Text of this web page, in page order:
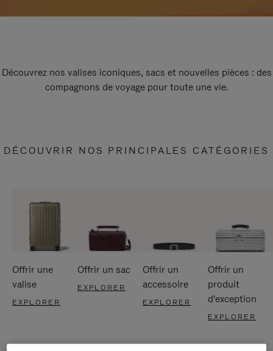
Découvrez nos valises iconiques, sacs et nouvelles pièces : des
compagnons de voyage pour toute une vie.
DÉCOUVRIR NOS PRINCIPALES CATÉGORIES
Offrir une
valise
EXPLORER
Offrir un sac
EXPLORER
Offrir un
accessoire
EXPLORER
Offrir un
produit
d'exception
EXPLORER